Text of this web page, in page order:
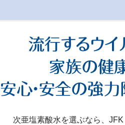
ホーム
支払・送料に
よくあるご
特定商取
次亜塩素酸水を選ぶなら、